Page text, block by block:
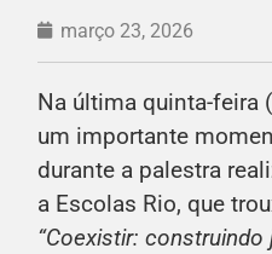
março 23, 2026
Na última quinta-
um importante
durante a palestra
a Escolas Rio, que
“Coexistir: